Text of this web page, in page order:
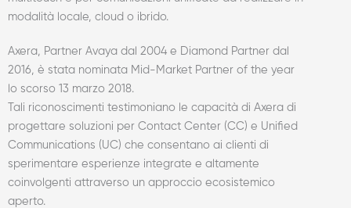
modalità locale, cloud o ibrido.
Axera, Partner Avaya dal 2004 e Diamond Partner dal
2016, è stata nominata Mid-Market Partner of the year
lo scorso 13 marzo 2018.
Tali riconoscimenti testimoniano le capacità di Axera di
progettare soluzioni per Contact Center (CC) e Unified
Communications (UC) che consentano ai clienti di
sperimentare esperienze integrate e altamente
coinvolgenti attraverso un approccio ecosistemico
aperto.